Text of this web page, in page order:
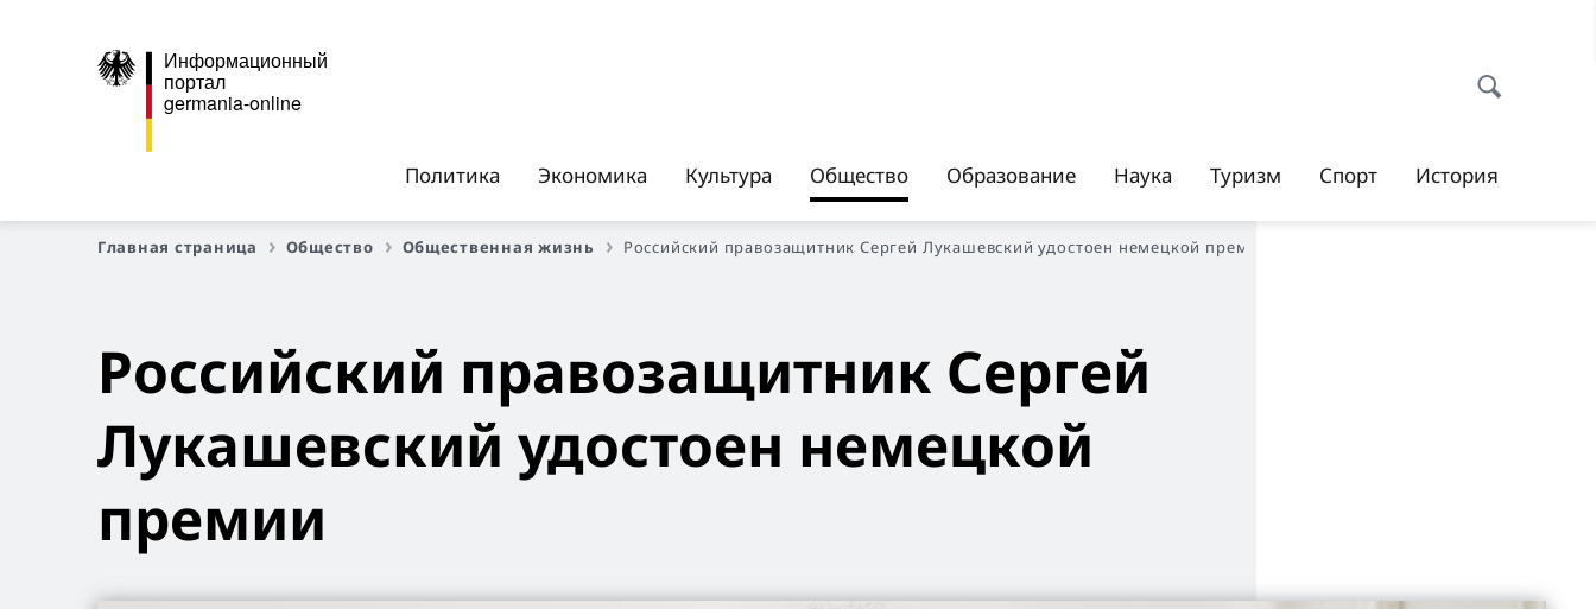
Информационный
портал
germania-online
Политика Экономика Культура Общество Образование Наука Туризм Спорт История
Главная страница Общество Общественная жизнь Российский правозащитник Сергей Лукашевский удостоен немецкой премии
Российский правозащитник Сергей
Лукашевский удостоен немецкой
премии